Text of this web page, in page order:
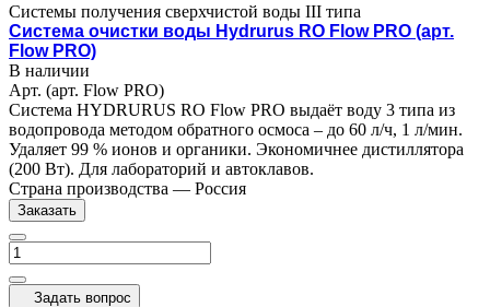
Системы получения сверхчистой воды III типа
Система очистки воды Hydrurus RO Flow PRO (арт.
Flow PRO)
В наличии
Арт. (арт. Flow PRO)
Система HYDRURUS RO Flow PRO выдаёт воду 3 типа из
водопровода методом обратного осмоса – до 60 л/ч, 1 л/мин.
Удаляет 99 % ионов и органики. Экономичнее дистиллятора
(200 Вт). Для лабораторий и автоклавов.
Страна производства — Россия
Заказать
Задать вопрос